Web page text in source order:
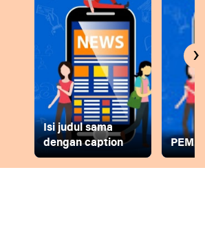
Isi judul sama
dengan caption
›